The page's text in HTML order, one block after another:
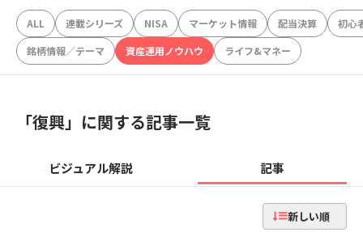
ALL 連載シリーズ NISA マーケット情報 配当決算
初心
銘柄情報／テーマ
資産運用ノウハウ ライフ&マネー
「復興」に関する記事一覧
ビジュアル解説 記事
新しい順